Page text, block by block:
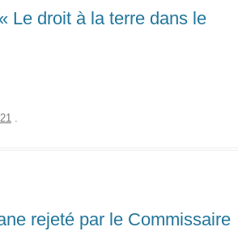
Le droit à la terre dans le
.
rejeté par le Commissaire